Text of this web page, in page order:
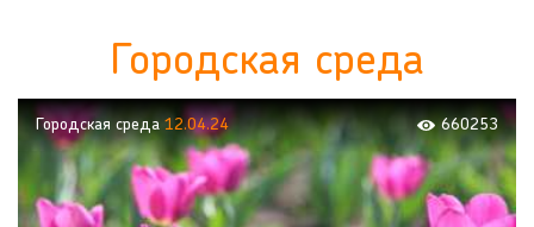
Городская среда
Городская среда 12.04.24 660253